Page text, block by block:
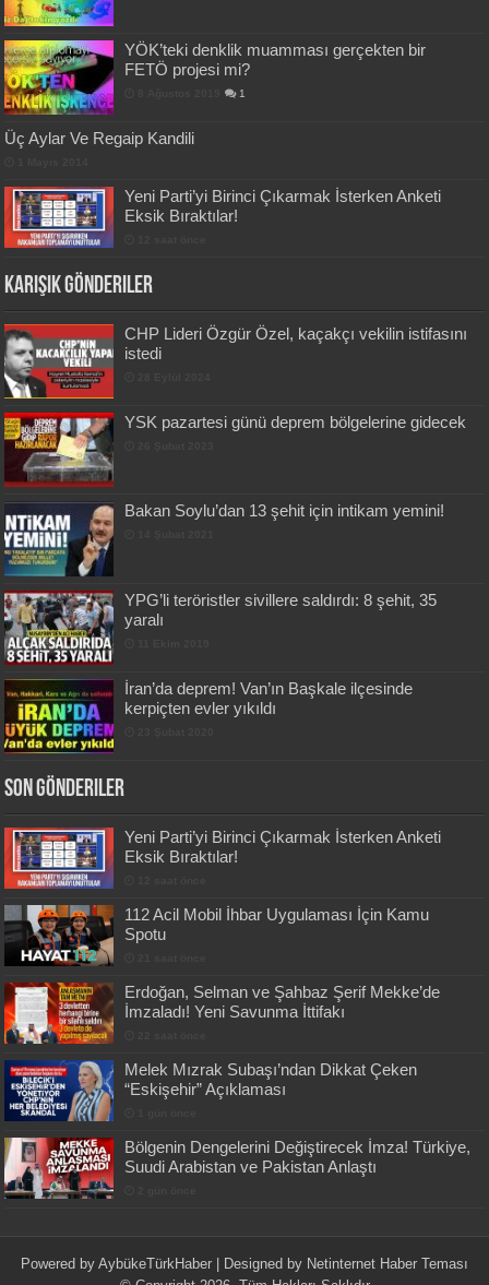
YÖK’teki denklik muamması gerçekten bir
FETÖ projesi mi?
1
Üç Aylar Ve Regaip Kandili
Yeni Parti’yi Birinci Çıkarmak İsterken Anketi
Eksik Bıraktılar!
Karışık Gönderiler
CHP Lideri Özgür Özel, kaçakçı vekilin istifasını
istedi
YSK pazartesi günü deprem bölgelerine gidecek
Bakan Soylu’dan 13 şehit için intikam yemini!
YPG’li teröristler sivillere saldırdı: 8 şehit, 35
yaralı
İran’da deprem! Van’ın Başkale ilçesinde
kerpiçten evler yıkıldı
Son Gönderiler
Yeni Parti’yi Birinci Çıkarmak İsterken Anketi
Eksik Bıraktılar!
112 Acil Mobil İhbar Uygulaması İçin Kamu
Spotu
Erdoğan, Selman ve Şahbaz Şerif Mekke’de
İmzaladı! Yeni Savunma İttifakı
Melek Mızrak Subaşı’ndan Dikkat Çeken
“Eskişehir” Açıklaması
Bölgenin Dengelerini Değiştirecek İmza! Türkiye,
Suudi Arabistan ve Pakistan Anlaştı
Powered by AybükeTürkHaber | Designed by Netinternet Haber Teması